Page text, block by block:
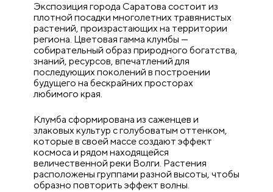
Экспозиция города Саратова состоит из
плотной посадки многолетних травянистых
растений, произрастающих на территории
региона. Цветовая гамма клумбы —
собирательный образ природного богатства,
знаний, ресурсов, впечатлений для
последующих поколений в построении
будущего на бескрайних просторах
любимого края.
Клумба сформирована из саженцев и
злаковых культур с голубоватым оттенком,
которые в своей массе создают эффект
космоса и рядом находящейся
величественной реки Волги. Растения
расположены группами разной высоты, чтобы
образно повторить эффект волны.